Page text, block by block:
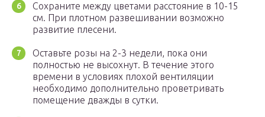
Сохраните между цветами расстояние в 10-15
см. При плотном развешивании возможно
развитие плесени.
Оставьте розы на 2-3 недели, пока они
полностью не высохнут. В течение этого
времени в условиях плохой вентиляции
необходимо дополнительно проветривать
помещение дважды в сутки.